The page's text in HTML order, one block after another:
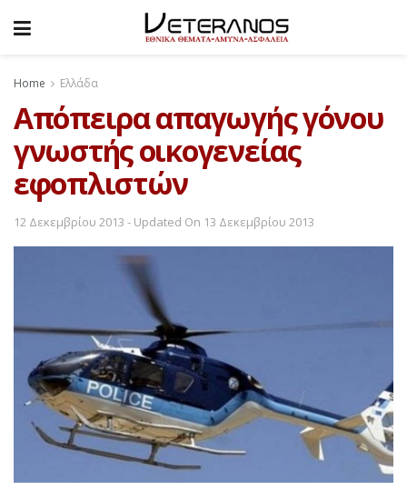
Home Ελλάδα
Aπόπειρα απαγωγής γόνου
γνωστής οικογενείας
εφοπλιστών
12 Δεκεμβρίου 2013 - Updated On 13 Δεκεμβρίου 2013